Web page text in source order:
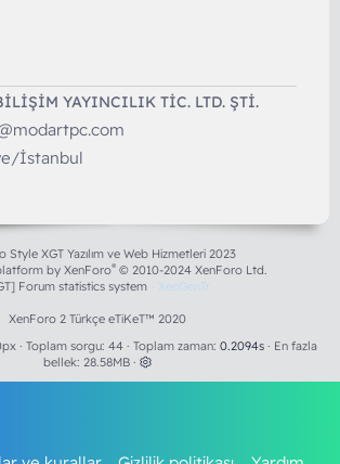
YAYINCILIK TİC. LTD. ŞTİ.
İstanbul
Style XGT Yazılım ve Web Hizmetleri 2023
by XenForo® © 2010-2024 XenForo Ltd.
Forum statistics system
- XenGenTr
XenForo 2 Türkçe eTiKeT™ 2020
Toplam sorgu 44 Toplam zaman 0.2094s
En fazla
bellek 28.58MB